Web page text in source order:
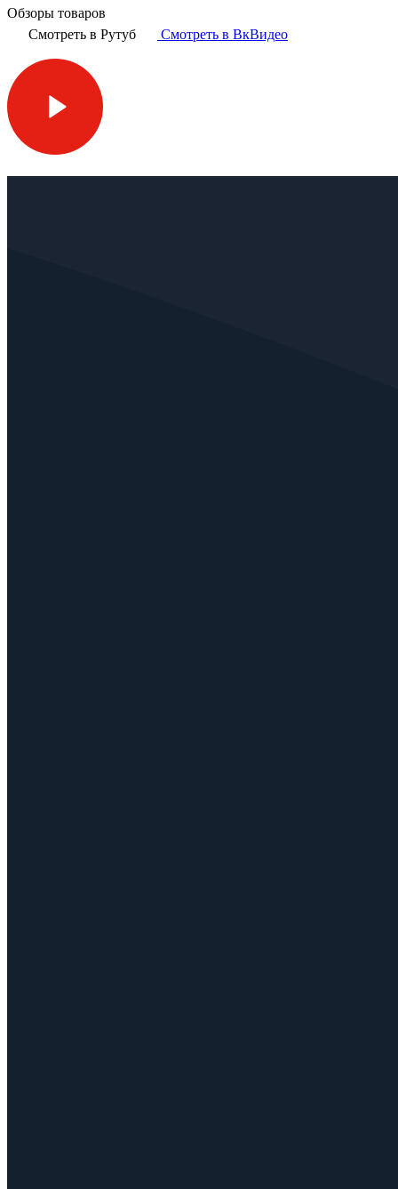
Обзоры товаров
Смотреть в Рутуб
Смотреть в ВкВидео